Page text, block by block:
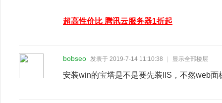
超高性价比 腾讯云服务器1折起
bobseo 发表于 2019-7-14 11:10:38 显示全部楼层
安装win的宝塔是不是要先装IIS，不然web面